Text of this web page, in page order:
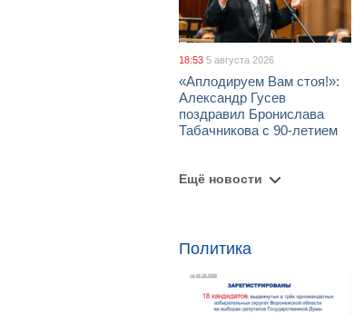
18:53 5 августа 2026
«Аплодируем Вам стоя!»:
Александр Гусев
поздравил Бронислава
Табачникова с 90-летием
Ещё новости
Политика